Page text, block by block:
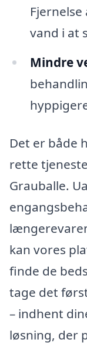
vand i at
Mindre
Det er både
rette
Grauballe.
kan vores
finde de
tage det
– indhent
løsning, der